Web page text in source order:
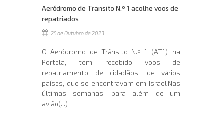
Aeródromo de Transito N.º 1 acolhe voos de
repatriados
25 de Outubro de 2023
O Aeródromo de Trânsito N.º 1 (AT1), na
Portela, tem recebido voos de
repatriamento de cidadãos, de vários
países, que se encontravam em Israel.Nas
últimas semanas, para além de um
avião(...)